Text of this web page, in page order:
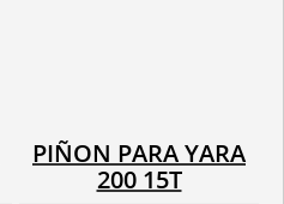
PIÑON PARA YARA
200 15T